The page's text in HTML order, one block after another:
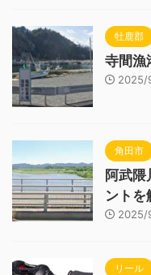
牡鹿郡
寺間漁
2025/
角田市
阿武隈
ントを
2025/
リール